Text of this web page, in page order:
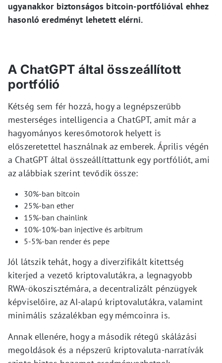
ugyanakkor biztonságos bitcoin-portfólióval ehhez
hasonló eredményt lehetett elérni.
A ChatGPT által összeállított
portfólió
Kétség sem fér hozzá, hogy a legnépszerűbb
mesterséges intelligencia a ChatGPT, amit már a
hagyományos keresőmotorok helyett is
előszeretettel használnak az emberek. Április végén
a ChatGPT által összeállíttattunk egy portfóliót, ami
az alábbiak szerint tevődik össze:
30%-ban bitcoin
25%-ban ether
15%-ban chainlink
10%-10%-ban injective és arbitrum
5-5%-ban render és pepe
Jól látszik tehát, hogy a diverzifikált kitettség
kiterjed a vezető kriptovalutákra, a legnagyobb
RWA-ökoszisztémára, a decentralizált pénzügyek
képviselőire, az AI-alapú kriptovalutákra, valamint
minimális százalékban egy mémcoinra is.
Annak ellenére, hogy a második rétegű skálázási
megoldások és a népszerű kriptovaluta-narratívák